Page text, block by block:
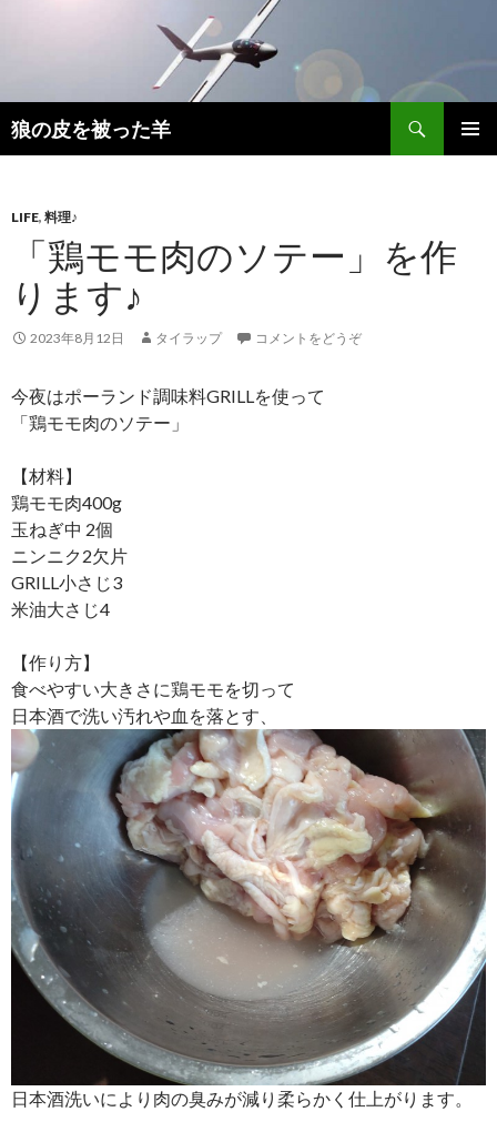
狼の皮を被った羊
検
索
ン
移
動
LIFE, 料理♪
「鶏モモ肉のソテー」を作
ります♪
2023年8月12日 タイラップ コメントをどうぞ
今夜はポーランド調味料GRILLを使って
「鶏モモ肉のソテー」
【材料】
鶏モモ肉400g
玉ねぎ中 2個
ニンニク2欠片
GRILL小さじ3
米油大さじ4
【作り方】
食べやすい大きさに鶏モモを切って
日本酒で洗い汚れや血を落とす、
日本酒洗いにより肉の臭みが減り柔らかく仕上がります。